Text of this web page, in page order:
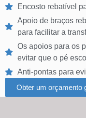
Encosto rebatível
Apoio de braços
para facilitar a
Os apoios para os
evitar que o pé
Anti-pontas para
Obter um orçamento